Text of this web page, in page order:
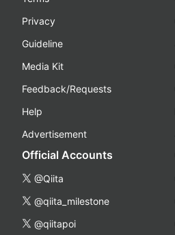
Privacy
Guideline
Media Kit
Feedback/Requests
Help
Advertisement
Official Accounts
@Qiita
@qiita_milestone
@qiitapoi